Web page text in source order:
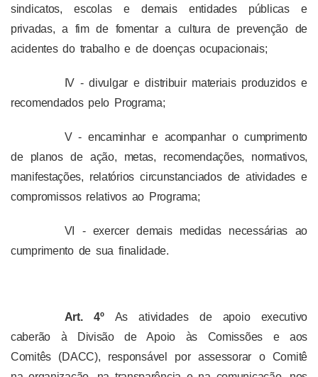
sindicatos, escolas e demais entidades públicas e
privadas, a fim de fomentar a cultura de prevenção de
acidentes do trabalho e de doenças ocupacionais;
IV - divulgar e distribuir materiais produzidos e
recomendados pelo Programa;
V - encaminhar e acompanhar o cumprimento
de planos de ação, metas, recomendações, normativos,
manifestações, relatórios circunstanciados de atividades e
compromissos relativos ao Programa;
VI - exercer demais medidas necessárias ao
cumprimento de sua finalidade.
Art. 4º As atividades de apoio executivo
caberão à Divisão de Apoio às Comissões e aos
Comitês (DACC), responsável por assessorar o Comitê